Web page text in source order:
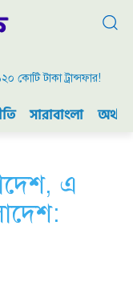
কোটি টাকা ট্রান্সফার!
সারাবাংলা
এ